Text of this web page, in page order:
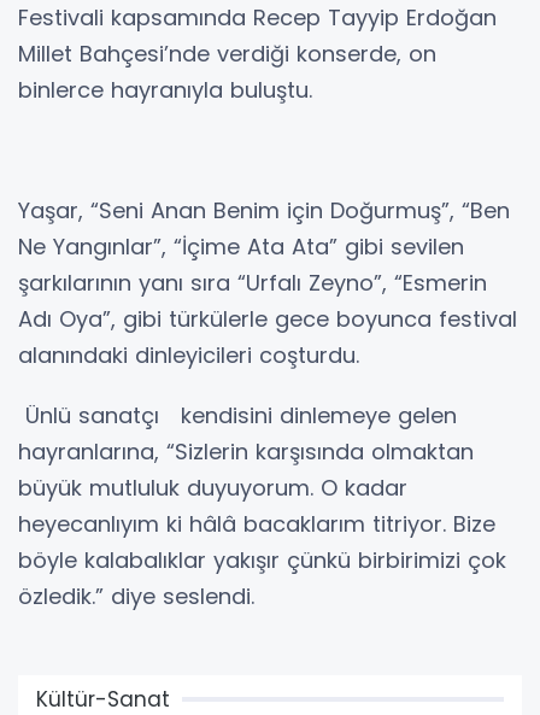
Festivali kapsamında Recep Tayyip Erdoğan
Millet Bahçesi’nde verdiği konserde, on
binlerce hayranıyla buluştu.
Yaşar, “Seni Anan Benim için Doğurmuş”, “Ben
Ne Yangınlar”, “İçime Ata Ata” gibi sevilen
şarkılarının yanı sıra “Urfalı Zeyno”, “Esmerin
Adı Oya”, gibi türkülerle gece boyunca festival
alanındaki dinleyicileri coşturdu.
Ünlü sanatçı kendisini dinlemeye gelen
hayranlarına, “Sizlerin karşısında olmaktan
büyük mutluluk duyuyorum. O kadar
heyecanlıyım ki hâlâ bacaklarım titriyor. Bize
böyle kalabalıklar yakışır çünkü birbirimizi çok
özledik.” diye seslendi.
Kültür-Sanat